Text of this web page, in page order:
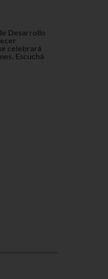
Desarrollo
celebrará
Escuchá